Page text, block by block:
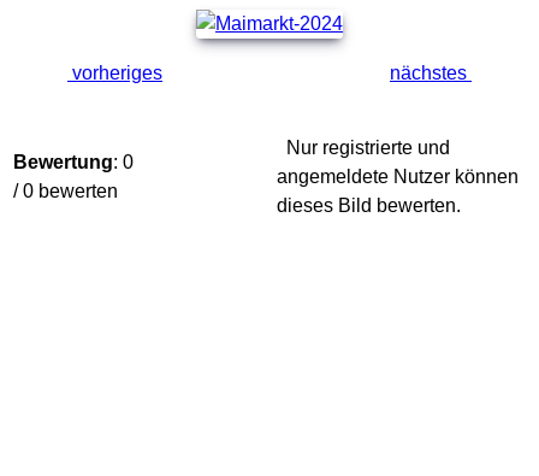
vorheriges nächstes
Bewertung: 0
/ 0 bewerten
Nur registrierte und
angemeldete Nutzer können
dieses Bild bewerten.